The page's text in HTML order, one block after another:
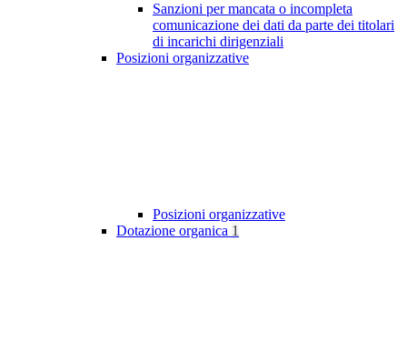
Sanzioni per mancata o incompleta
comunicazione dei dati da parte dei titolari
di incarichi dirigenziali
Posizioni organizzative
Posizioni organizzative
Dotazione organica 1